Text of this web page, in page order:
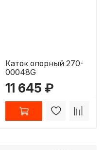
Каток опорный 270-
00048G
11 645 ₽